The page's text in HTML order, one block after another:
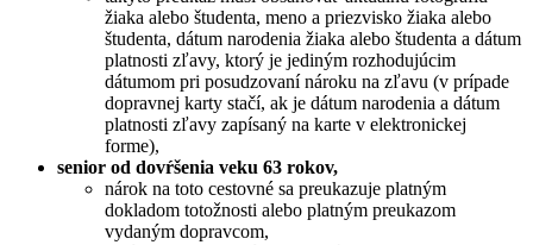
žiaka alebo študenta, meno a priezvisko žiaka alebo
študenta, dátum narodenia žiaka alebo študenta a dátum
platnosti zľavy, ktorý je jediným rozhodujúcim
dátumom pri posudzovaní nároku na zľavu (v prípade
dopravnej karty stačí, ak je dátum narodenia a dátum
platnosti zľavy zapísaný na karte v elektronickej
forme),
senior od dovŕšenia veku 63 rokov,
nárok na toto cestovné sa preukazuje platným
dokladom totožnosti alebo platným preukazom
vydaným dopravcom,